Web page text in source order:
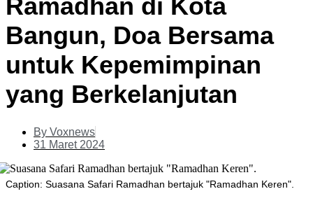
Ramadhan di Kota
Bangun, Doa Bersama
untuk Kepemimpinan
yang Berkelanjutan
By Voxnews
31 Maret 2024
Caption: Suasana Safari Ramadhan bertajuk "Ramadhan Keren".